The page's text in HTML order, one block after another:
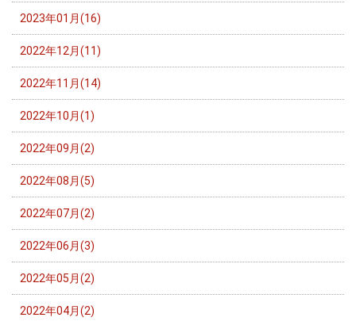
2023年01月(16)
2022年12月(11)
2022年11月(14)
2022年10月(1)
2022年09月(2)
2022年08月(5)
2022年07月(2)
2022年06月(3)
2022年05月(2)
2022年04月(2)